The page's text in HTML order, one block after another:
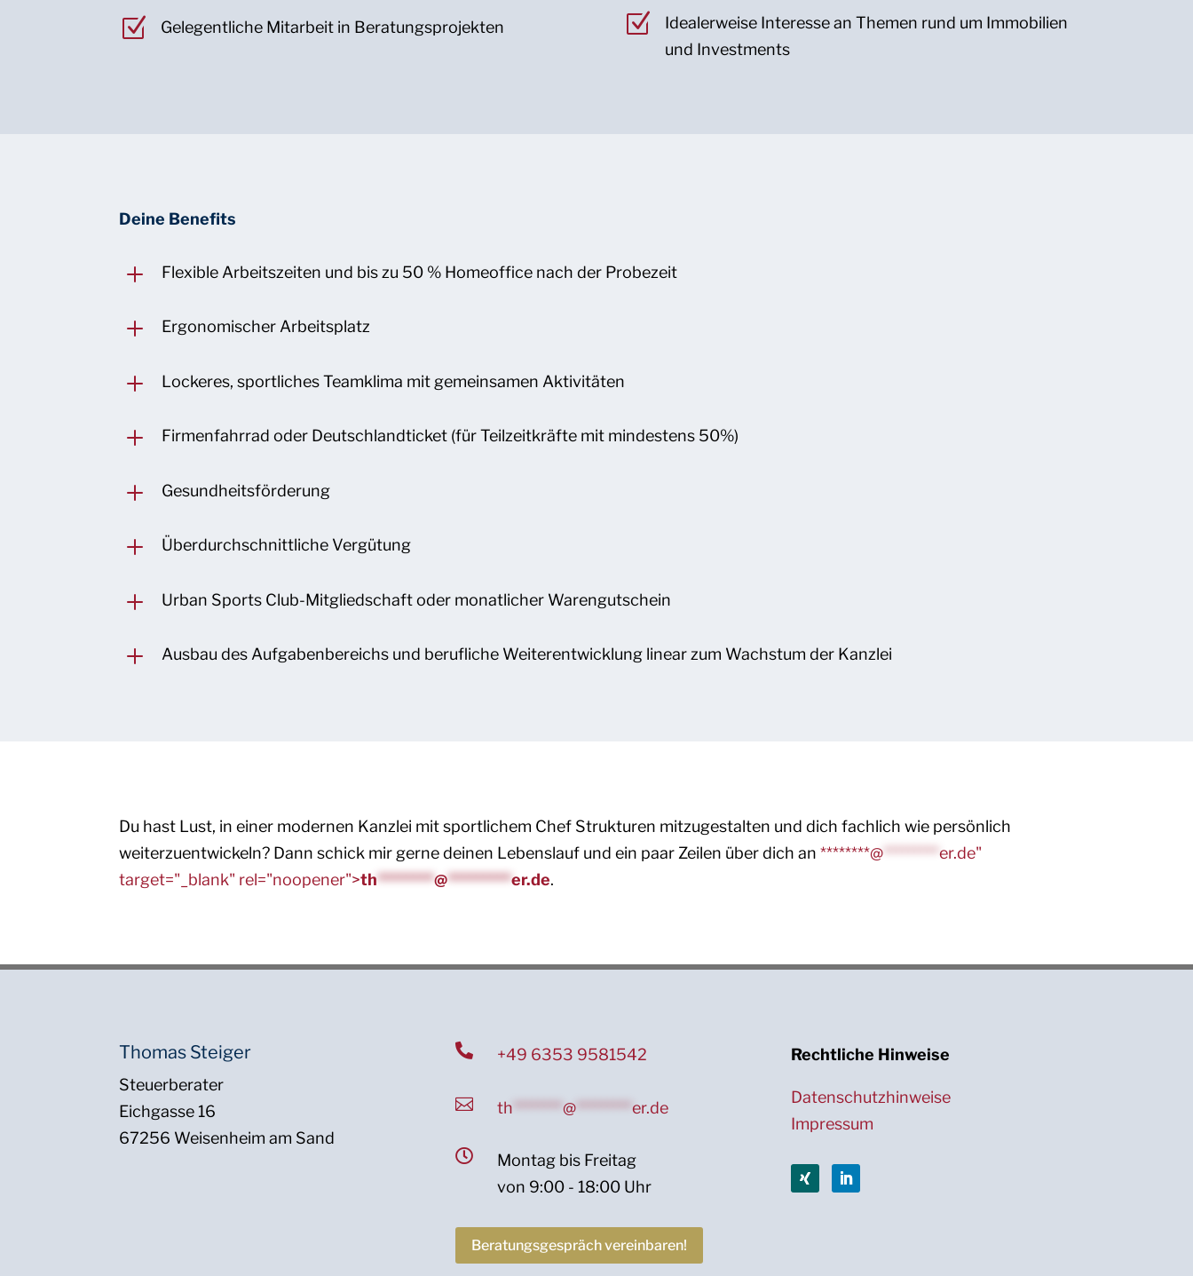
Z Gelegentliche Mitarbeit in Beratungsprojekten Z
Idealerweise Interesse an Themen rund um Immobilien
und Investments
Deine Benefits
L Flexible Arbeitszeiten und bis zu 50 % Homeoffice nach der Probezeit
L Ergonomischer Arbeitsplatz
L Lockeres, sportliches Teamklima mit gemeinsamen Aktivitäten
L Firmenfahrrad oder Deutschlandticket (für Teilzeitkräfte mit mindestens 50%)
L Gesundheitsförderung
L Überdurchschnittliche Vergütung
L Urban Sports Club-Mitgliedschaft oder monatlicher Warengutschein
L Ausbau des Aufgabenbereichs und berufliche Weiterentwicklung linear zum Wachstum der Kanzlei
Du hast Lust, in einer modernen Kanzlei mit sportlichem Chef Strukturen mitzugestalten und dich fachlich wie persönlich
weiterzuentwickeln? Dann schick mir gerne deinen Lebenslauf und ein paar Zeilen über dich an********@*********er.de"
target="_blank" rel="noopener">th********@*********er.de.
Thomas Steiger
Steuerberater
Eichgasse 16
67256 Weisenheim am Sand
 +49 6353 9581542
 th ******** @********* er.de

Montag bis Freitag
von 9:00 - 18:00 Uhr
Beratungsgespräch vereinbaren!
Rechtliche Hinweise
Datenschutzhinweise
Impressum